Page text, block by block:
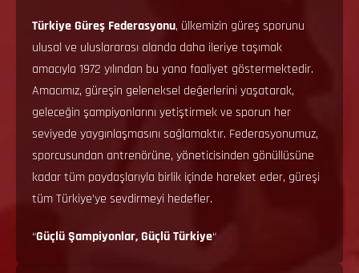
Türkiye Güreş Federasyonu, ülkemizin güreş sporunu
ulusal ve uluslararası alanda daha ileriye taşımak
amacıyla 1972 yılından bu yana faaliyet göstermektedir.
Amacımız, güreşin geleneksel değerlerini yaşatarak,
geleceğin şampiyonlarını yetiştirmek ve sporun her
seviyede yaygınlaşmasını sağlamaktır. Federasyonumuz,
sporcusundan antrenörüne, yöneticisinden gönüllüsüne
kadar tüm paydaşlarıyla birlik içinde hareket eder, güreşi
tüm Türkiye’ye sevdirmeyi hedefler.
“Güçlü Şampiyonlar, Güçlü Türkiye“